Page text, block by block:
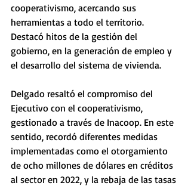
cooperativismo, acercando sus
herramientas a todo el territorio.
Destacó hitos de la gestión del
gobierno, en la generación de empleo y
el desarrollo del sistema de vivienda.
Delgado resaltó el compromiso del
Ejecutivo con el cooperativismo,
gestionado a través de Inacoop. En este
sentido, recordó diferentes medidas
implementadas como el otorgamiento
de ocho millones de dólares en créditos
al sector en 2022, y la rebaja de las tasas